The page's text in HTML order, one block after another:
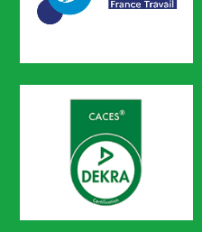
KAIROS
CACES